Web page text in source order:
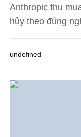
Anthropic thu
hủy theo đúng
undefined